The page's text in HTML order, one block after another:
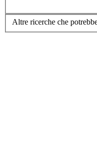
Altre ricerche che